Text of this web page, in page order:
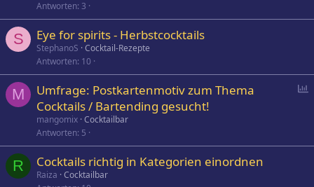
Antworten 3
S Eye for spirits - Herbstcocktails
StephanoS Cocktail-Rezepte
Antworten 10
M
Umfrage: Postkartenmotiv zum Thema
Cocktails / Bartending gesucht!
mangomix Cocktailbar
Antworten 5
R Cocktails richtig in Kategorien einordnen
Raiza Cocktailbar